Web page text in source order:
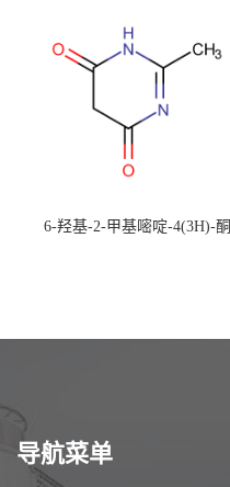
校可先用后付
6-羟基-2-甲基嘧啶-4(3H)-酮
导航菜单